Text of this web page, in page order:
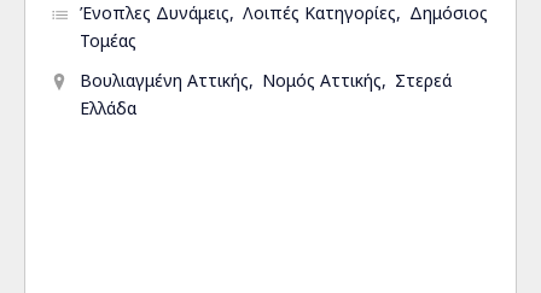
Ένοπλες Δυνάμεις Λοιπές Κατηγορίες
Δημόσιος
Τομέας
Βουλιαγμένη Αττικής
Νομός Αττικής
Στερεά
Ελλάδα